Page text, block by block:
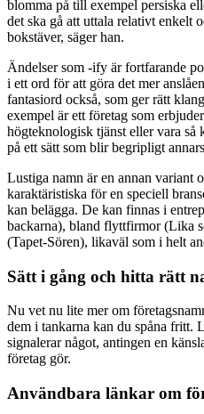
blomma på till exempel persiska
det ska gå att uttala relativt enkelt
bokstäver, säger han.
Ändelser som -ify är fortfarande
i ett ord för att göra det mer
fantasiord också, som ger rätt
exempel är ett företag som
högteknologisk tjänst eller vara så
på ett sätt som blir begripligt
Lustiga namn är en annan variant
karaktäristiska för en speciell
kan belägga. De kan finnas i
backarna), bland flyttfirmor (Lika
(Tapet-Sören), likaväl som i helt
Sätt i gång och hitta rätt
Nu vet nu lite mer om
dem i tankarna kan du spåna fritt.
signalerar något, antingen en
företag gör.
Användbara länkar om